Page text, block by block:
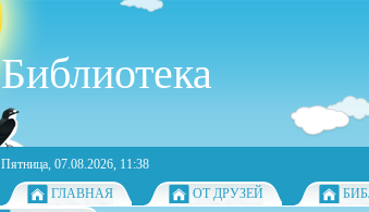
Библиотека
Пятница, 07.08.2026, 11:38
ГЛАВНАЯ
ОТ ДРУЗЕЙ